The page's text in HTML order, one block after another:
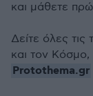
και μάθετε
Δείτε όλες τις
και τον Κόσμο,
Protothema.gr